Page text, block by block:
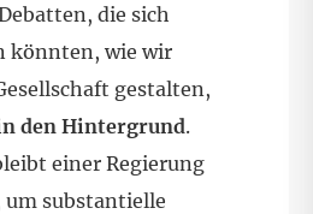
die sich
könnten, wie wir
gestalten,
den Hintergrund.
einer Regierung
um substantielle